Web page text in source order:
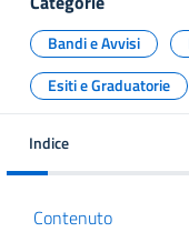
Bandi e Avvisi
Esiti e Graduatorie
Indice
Contenuto